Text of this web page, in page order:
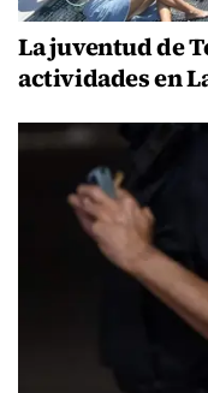
La juventud de
actividades en